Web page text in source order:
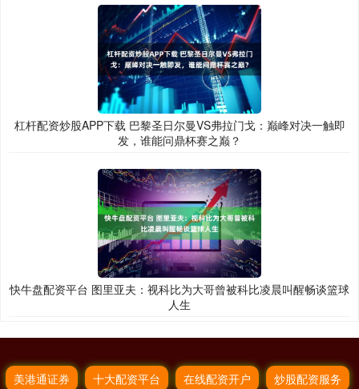
杠杆配资炒股APP下载 巴黎圣日尔曼VS弗拉门戈：巅峰对决一触即
发，谁能问鼎杯赛之巅？
快牛盘配资平台 图里亚夫：视科比为大哥曾被科比凌晨叫醒畅谈篮球
人生
美港通证券 十大配资平台 在线配资开户 炒股配资服务